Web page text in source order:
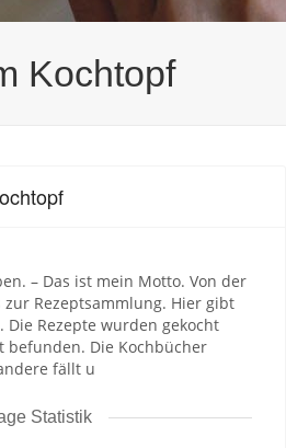
Kochtopf
– Das ist mein Motto. Von der
Rezeptsammlung. Hier gibt
Rezepte wurden gekocht
Die Kochbücher
fällt u
Statistik